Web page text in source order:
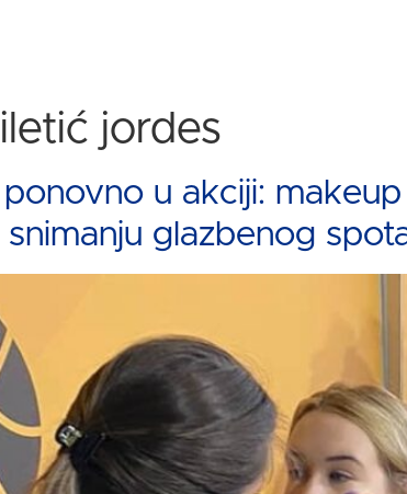
jordes
u akciji:
snimanju glazbenog